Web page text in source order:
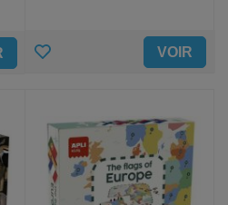
AJOUTER VOIR